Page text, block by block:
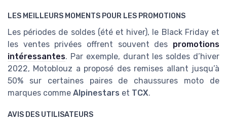
LES MEILLEURS MOMENTS POUR LES PROMOTIONS
Les périodes de soldes (été et hiver), le Black Friday et
les ventes privées offrent souvent des promotions
intéressantes. Par exemple, durant les soldes d’hiver
2022, Motoblouz a proposé des remises allant jusqu’à
50% sur certaines paires de chaussures moto de
marques comme Alpinestars et TCX.
AVIS DES UTILISATEURS